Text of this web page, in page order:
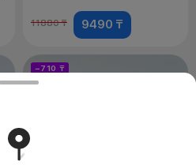
11880 ₸ 9490 ₸
−710 ₸